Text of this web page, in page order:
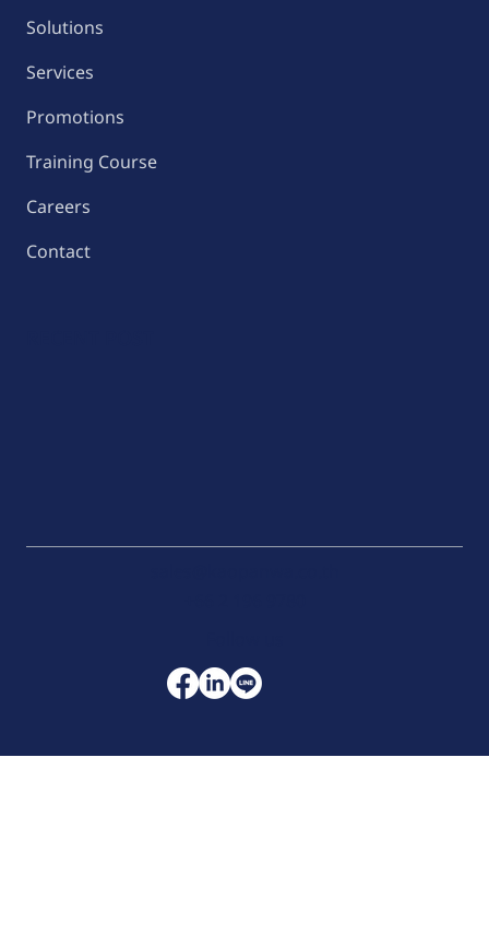
Solutions
Services
Promotions
Training Course
Careers
Contact